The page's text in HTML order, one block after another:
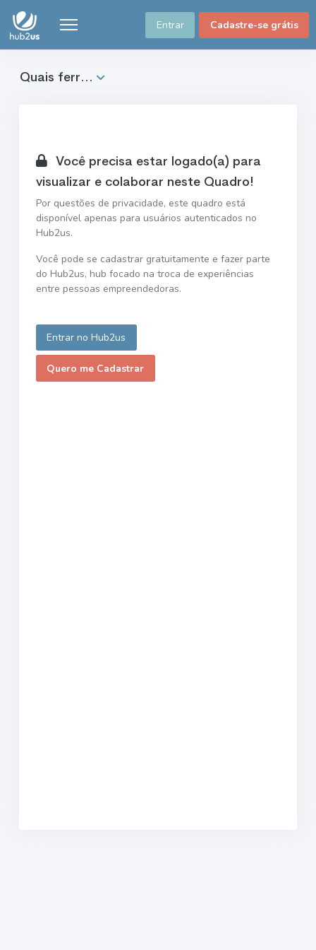
Entrar Cadastre-se grátis
Quais ferr...
Você precisa estar logado(a) para
visualizar e colaborar neste Quadro!
Por questões de privacidade, este quadro está
disponível apenas para usuários autenticados no
Hub2us.
Você pode se cadastrar gratuitamente e fazer parte
do Hub2us, hub focado na troca de experiências
entre pessoas empreendedoras.
Entrar no Hub2us
Quero me Cadastrar